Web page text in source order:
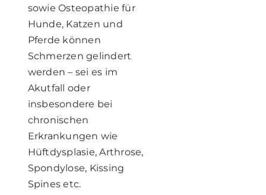
sowie Osteopathie für
Hunde, Katzen und
Pferde können
Schmerzen gelindert
werden – sei es im
Akutfall oder
insbesondere bei
chronischen
Erkrankungen wie
Hüftdysplasie, Arthrose,
Spondylose, Kissing
Spines etc.